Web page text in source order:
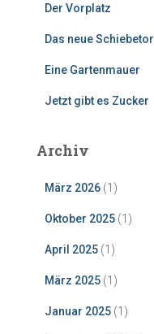
Der Vorplatz
Das neue Schiebetor
Eine Gartenmauer
Jetzt gibt es Zucker
Archiv
März 2026 (1)
Oktober 2025 (1)
April 2025 (1)
März 2025 (1)
Januar 2025 (1)